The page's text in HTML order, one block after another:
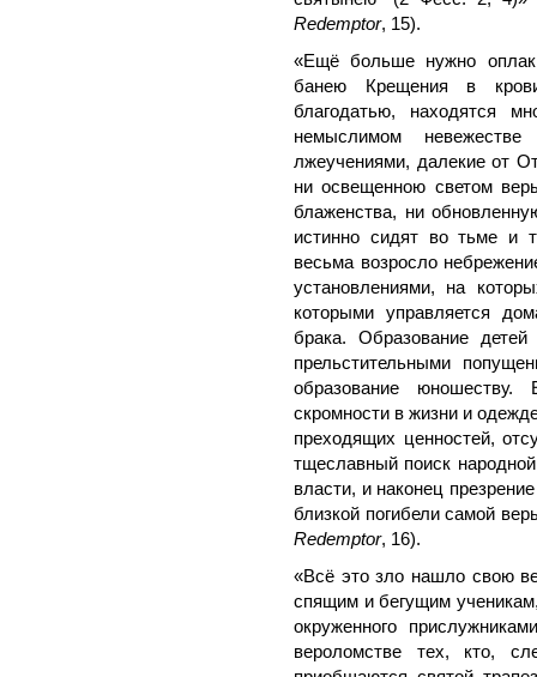
Redemptor, 15).
«Ещё больше нужно
банею Крещения в
благодатью, находятся
немыслимом
лжеучениями, далекие от
ни освещенною светом
блаженства, ни
истинно сидят во тьме и
весьма возросло
установлениями, на
которыми управляется
брака. Образование
прельстительными
образование юношеству.
скромности в жизни и
преходящих ценностей,
тщеславный поиск
власти, и наконец
близкой погибели самой
Redemptor, 16).
«Всё это зло нашло свою
спящим и бегущим
окруженного
вероломстве тех, кто,